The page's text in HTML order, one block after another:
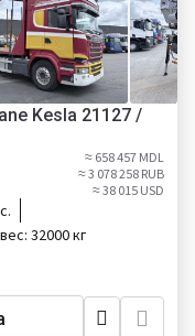
Kesla 21127 /
≈ 658 457 MDL
≈ 3 078 258 RUB
≈ 38 015 USD
32000 кг